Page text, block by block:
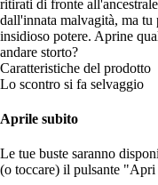
ritirati di fronte
dall'innata malvagità, ma
insidioso potere. Aprine
andare storto?
Caratteristiche del prodotto
Lo scontro si fa selvaggio
Aprile subito
Le tue buste saranno
(o toccare) il pulsante